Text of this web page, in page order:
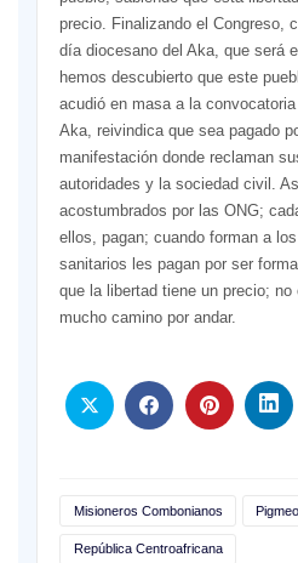
precio. Finalizando el Congreso,
día diocesano del Aka, que será
hemos descubierto que este
acudió en masa a la
Aka, reivindica que sea pagado
manifestación donde reclaman
autoridades y la sociedad civil.
acostumbrados por las ONG;
ellos, pagan; cuando forman a
sanitarios les pagan por ser
que la libertad tiene un precio;
mucho camino por andar.
Misioneros Combonianos
República Centroafricana